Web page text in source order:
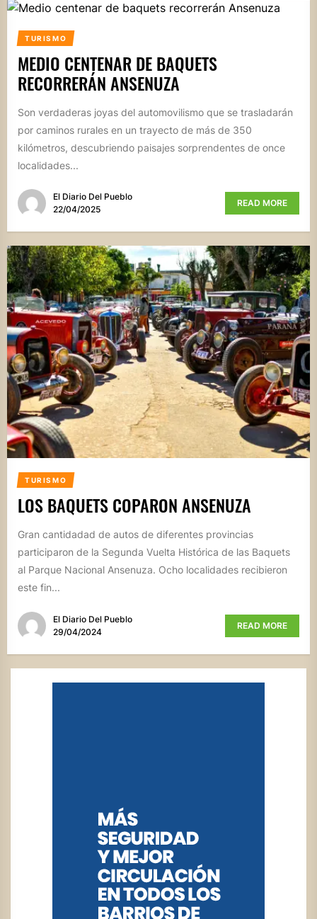
TURISMO
MEDIO CENTENAR DE BAQUETS
RECORRERÁN ANSENUZA
Son verdaderas joyas del automovilismo que se trasladarán
por caminos rurales en un trayecto de más de 350
kilómetros, descubriendo paisajes sorprendentes de once
localidades...
El Diario Del Pueblo
22/04/2025
READ MORE
TURISMO
LOS BAQUETS COPARON ANSENUZA
Gran cantidadad de autos de diferentes provincias
participaron de la Segunda Vuelta Histórica de las Baquets
al Parque Nacional Ansenuza. Ocho localidades recibieron
este fin...
El Diario Del Pueblo
29/04/2024
READ MORE